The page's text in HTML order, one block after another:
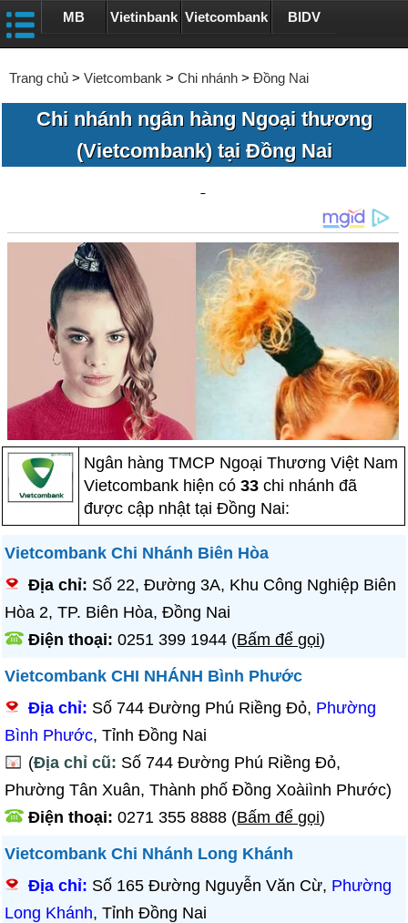
MB Vietinbank Vietcombank BIDV
Trang chủ > Vietcombank > Chi nhánh > Đồng Nai
Chi nhánh ngân hàng Ngoại thương
(Vietcombank) tại Đồng Nai
Ngân hàng TMCP Ngoại Thương Việt Nam
Vietcombank hiện có33 chi nhánh đã
được cập nhật tại Đồng Nai:
Vietcombank Chi Nhánh Biên Hòa
Địa chỉ: Số 22, Đường 3A, Khu Công Nghiệp Biên
Hòa 2, TP. Biên Hòa, Đồng Nai
Điện thoại:0251 399 1944 (Bấm để gọi)
Vietcombank CHI NHÁNH Bình Phước
Địa chỉ: Số 744 Đường Phú Riềng Đỏ, Phường
Bình Phước, Tỉnh Đồng Nai
(Địa chỉ cũ: Số 744 Đường Phú Riềng Đỏ,
Phường Tân Xuân, Thành phố Đồng Xoàiình Phước)
Điện thoại:0271 355 8888 (Bấm để gọi)
Vietcombank Chi Nhánh Long Khánh
Địa chỉ: Số 165 Đường Nguyễn Văn Cừ, Phường
Long Khánh, Tỉnh Đồng Nai